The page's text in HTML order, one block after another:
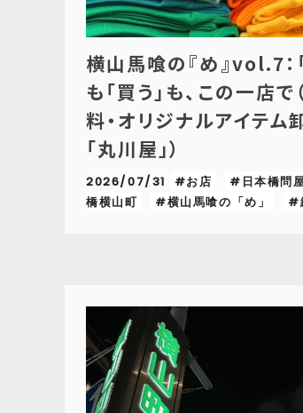
横山馬喰の『め』vol.7：
も「買う」も、この一店で
料・オリジナルアイテム
「丸川屋｣）
2026/07/31 #お店 #日本橋問
橋横山町
#横山馬喰の「め」 #